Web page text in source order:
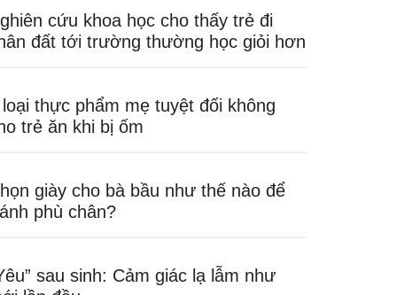
cứu khoa học cho thấy trẻ đi
đất tới trường thường học giỏi hơn
thực phẩm mẹ tuyệt đối không
trẻ ăn khi bị ốm
giày cho bà bầu như thế nào để
phù chân?
sau sinh: Cảm giác lạ lẫm như